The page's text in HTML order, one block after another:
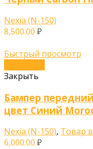
Nexia (N-150)
8,500.00 ₽
Быстрый просмотр
Закрыть
Бампер
цвет Синий
Nexia (N-150), Товар
6,000.00 ₽